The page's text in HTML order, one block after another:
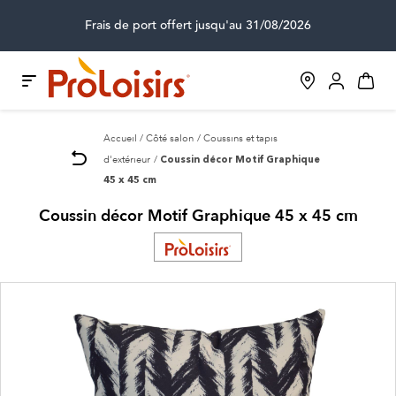
Frais de port offert jusqu'au 31/08/2026
Accueil Côté salon
Coussins et tapis
d'extérieur
Coussin décor Motif Graphique
45 x 45 cm
Coussin décor Motif Graphique 45 x 45 cm